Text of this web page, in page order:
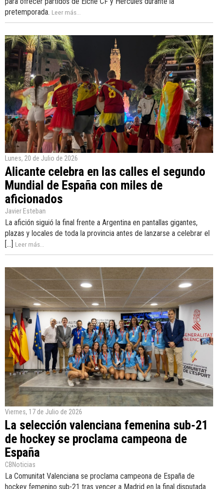
pretemporada. Leer más...
Lunes, 20 de Julio de 2026
Alicante celebra en las calles el segundo
Mundial de España con miles de
aficionados
Javier Esteban
La afición siguió la final frente a Argentina en pantallas gigantes,
plazas y locales de toda la provincia antes de lanzarse a celebrar el
[...] Leer más...
Viernes, 17 de Julio de 2026
La selección valenciana femenina sub-21
de hockey se proclama campeona de
España
CBNoticias
La Comunitat Valenciana se proclama campeona de España de
hockey femenino sub-21 tras vencer a Madrid en la final disputada